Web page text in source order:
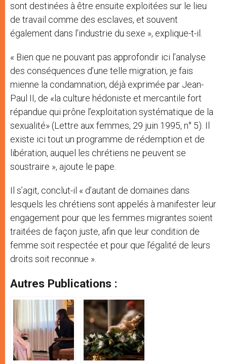
sont destinées à être ensuite exploitées sur le lieu
de travail comme des esclaves, et souvent
également dans l’industrie du sexe », explique-t-il.
« Bien que ne pouvant pas approfondir ici l’analyse
des conséquences d’une telle migration, je fais
mienne la condamnation, déjà exprimée par Jean-
Paul II, de «la culture hédoniste et mercantile fort
répandue qui prône l’exploitation systématique de la
sexualité» (Lettre aux femmes, 29 juin 1995, n° 5). Il
existe ici tout un programme de rédemption et de
libération, auquel les chrétiens ne peuvent se
soustraire », ajoute le pape.
Il s’agit, conclut-il « d’autant de domaines dans
lesquels les chrétiens sont appelés à manifester leur
engagement pour que les femmes migrantes soient
traitées de façon juste, afin que leur condition de
femme soit respectée et pour que l’égalité de leurs
droits soit reconnue ».
Autres Publications :